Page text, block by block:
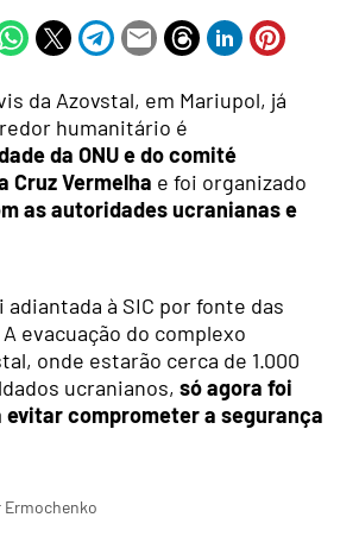
da Azovstal, em Mariupol, já
humanitário é
da ONU e do comité
Cruz Vermelha e foi organizado
as autoridades ucranianas e
adiantada à SIC por fonte das
evacuação do complexo
onde estarão cerca de 1.000
ucranianos,só agora foi
evitar comprometer a segurança
Ermochenko